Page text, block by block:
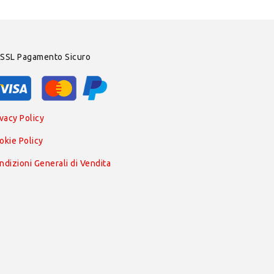
Pagamento Sicuro
Policy
Policy
Generali di Vendita